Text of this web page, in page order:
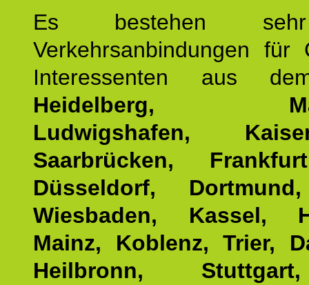
Es bestehen
Verkehrsanbindungen für
Interessenten aus
Heidelberg,
Ludwigshafen,
Saarbrücken,
Düsseldorf,
Wiesbaden, Kassel,
Mainz, Koblenz, Trier,
Heilbronn,